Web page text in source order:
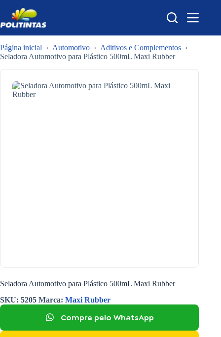
para
o
conteúdo
Página inicial › Automotivo › Aditivos e Complementos ›
Seladora Automotivo para Plástico 500mL Maxi Rubber
Seladora Automotivo para Plástico 500mL Maxi Rubber
SKU: 5205 Marca: Maxi Rubber
Compre pelo WhatsApp